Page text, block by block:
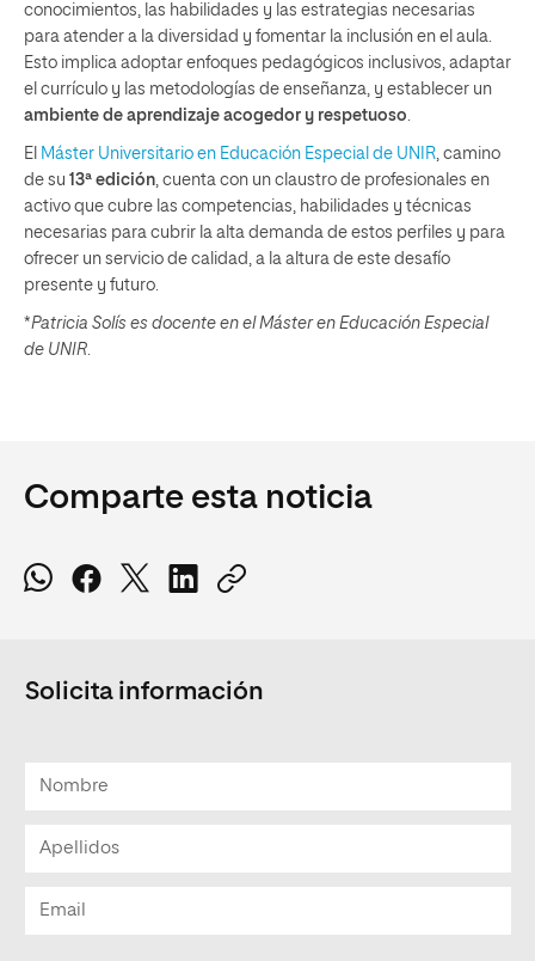
conocimientos, las habilidades y las estrategias necesarias
para atender a la diversidad y fomentar la inclusión en el aula.
Esto implica adoptar enfoques pedagógicos inclusivos, adaptar
el currículo y las metodologías de enseñanza, y establecer un
ambiente de aprendizaje acogedor y respetuoso
El Máster Universitario en Educación Especial de UNIR , camino
de su 13ª edición , cuenta con un claustro de profesionales en
activo que cubre las competencias, habilidades y técnicas
necesarias para cubrir la alta demanda de estos perfiles y para
ofrecer un servicio de calidad, a la altura de este desafío
presente y futuro.
*Patricia Solís es docente en el Máster en Educación Especial
de UNIR
Comparte esta noticia
Solicita información